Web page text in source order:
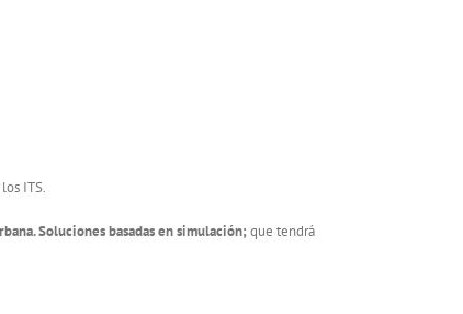
ITS.
Soluciones basadas en simulación;que tendrá